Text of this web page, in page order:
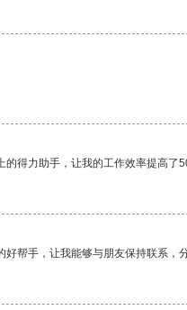
的得力助手，让我的工作效率提高了
好帮手，让我能够与朋友保持联系，